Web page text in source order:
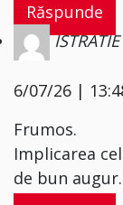
Răspunde
6/07/26 |
Frumos.
Implicarea
de bun augur.